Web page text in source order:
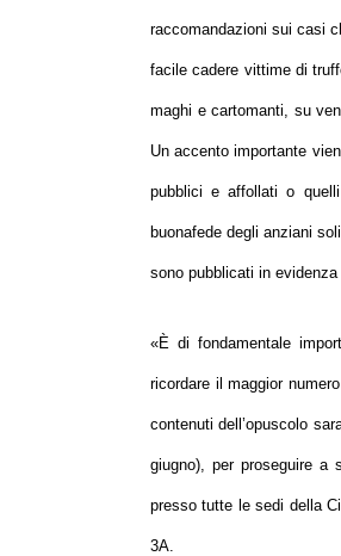
raccomandazioni sui casi
facile cadere vittime di
maghi e cartomanti, su
Un accento importante
pubblici e affollati o
buonafede degli anziani
sono pubblicati in
«È di fondamentale
ricordare il maggior
contenuti dell’opuscolo
giugno), per proseguire a
presso tutte le sedi della
3A.